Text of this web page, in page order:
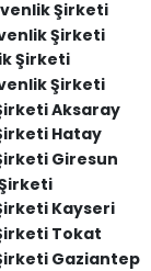
Şirketi
Şirketi
Şirketi
Şirketi
Aksaray
Hatay
Giresun
Kayseri
Tokat
Gaziantep